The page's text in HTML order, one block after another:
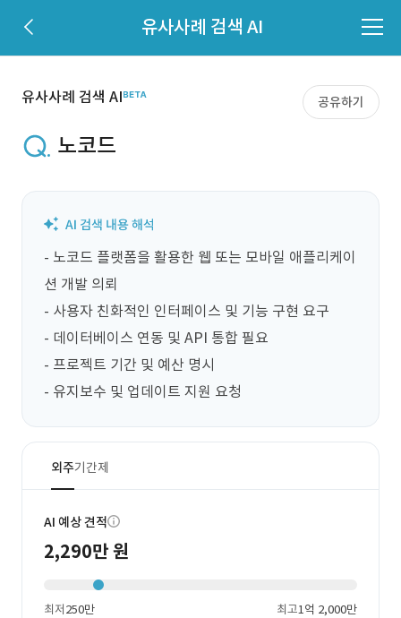
유사사례 검색 AI
유사사례 검색 AI 공유하기
노코드
- 노코드 플랫폼을 활용한 웹 또는 모바일 애플리케이
션 개발 의뢰
- 사용자 친화적인 인터페이스 및 기능 구현 요구
- 데이터베이스 연동 및 API 통합 필요
- 프로젝트 기간 및 예산 명시
- 유지보수 및 업데이트 지원 요청
외주기간제
AI 예상 견적
2,290만 원
최저250만 최고1억 2,000만